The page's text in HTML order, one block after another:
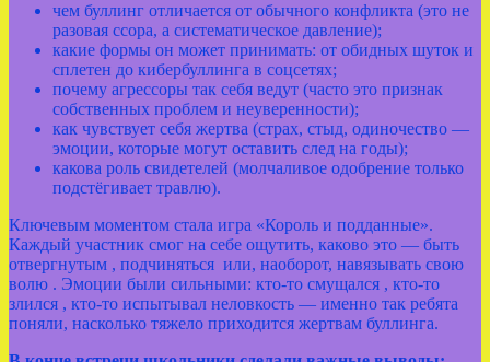
чем буллинг отличается от обычного конфликта (это не
разовая ссора, а систематическое давление);
какие формы он может принимать: от обидных шуток и
сплетен до кибербуллинга в соцсетях;
почему агрессоры так себя ведут (часто это признак
собственных проблем и неуверенности);
как чувствует себя жертва (страх, стыд, одиночество —
эмоции, которые могут оставить след на годы);
какова роль свидетелей (молчаливое одобрение только
подстёгивает травлю).
Ключевым моментом стала игра «Король и подданные».
Каждый участник смог на себе ощутить, каково это — быть
отвергнутым , подчиняться или, наоборот, навязывать свою
волю . Эмоции были сильными: кто‑то смущался , кто‑то
злился , кто‑то испытывал неловкость — именно так ребята
поняли, насколько тяжело приходится жертвам буллинга.